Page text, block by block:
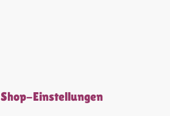
Shop-Einstellungen